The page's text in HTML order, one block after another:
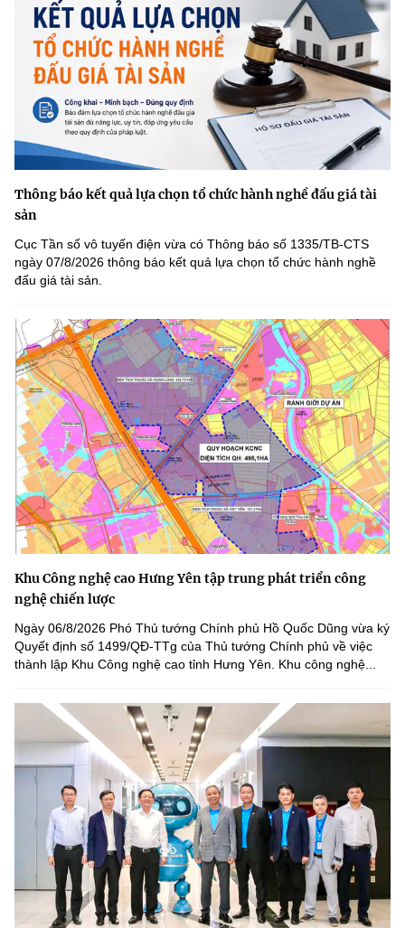
Thông báo kết quả lựa chọn tổ chức hành nghề đấu giá tài
sản
Cục Tần số vô tuyến điện vừa có Thông báo số 1335/TB-CTS
ngày 07/8/2026 thông báo kết quả lựa chọn tổ chức hành nghề
đấu giá tài sản.
Khu Công nghệ cao Hưng Yên tập trung phát triển công
nghệ chiến lược
Ngày 06/8/2026 Phó Thủ tướng Chính phủ Hồ Quốc Dũng vừa ký
Quyết định số 1499/QĐ-TTg của Thủ tướng Chính phủ về việc
thành lập Khu Công nghệ cao tỉnh Hưng Yên. Khu công nghệ...